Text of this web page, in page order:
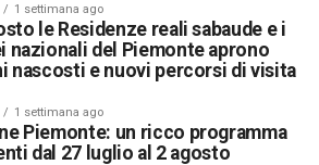
1 settimana ago
le Residenze reali sabaude e i
nazionali del Piemonte aprono
nascosti e nuovi percorsi di visita
1 settimana ago
Piemonte: un ricco programma
dal 27 luglio al 2 agosto